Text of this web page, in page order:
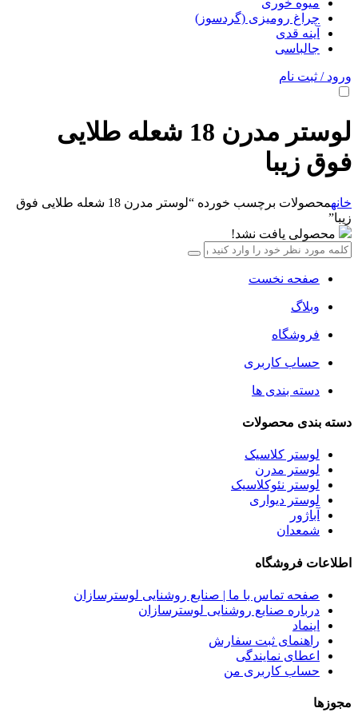
میوه خوری
چراغ رومیزی (گردسوز)
آینه قدی
جالباسی
ورود / ثبت نام
لوستر مدرن 18 شعله طلایی
فوق زیبا
خانه
محصولات برچسب خورده “لوستر مدرن 18 شعله طلایی فوق
زیبا”
محصولی یافت نشد!
صفحه نخست
وبلاگ
فروشگاه
حساب کاربری
دسته بندی ها
دسته بندی محصولات
لوستر کلاسیک
لوستر مدرن
لوستر نئوکلاسیک
لوستر دیواری
آباژور
شمعدان
اطلاعات فروشگاه
صفحه تماس با ما | صنایع روشنایی لوسترسازان
درباره صنایع روشنایی لوسترسازان
اینماد
راهنمای ثبت سفارش
اعطای نمایندگی
حساب کاربری من
مجوزها